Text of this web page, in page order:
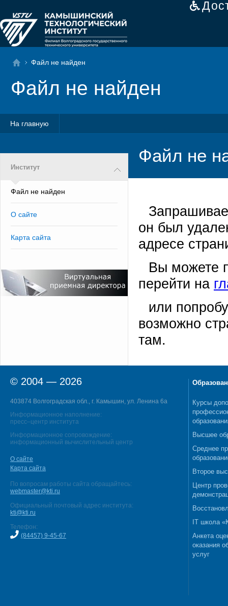
Файл не найден
Файл не найден
На главную
Институт
Файл не найден
О сайте
Карта сайта
Файл не
он был
адресе
Вы можете
перейти на
или
возможно
там.
© 2004 — 2026
403874 Волгоградская обл., г. Камышин, ул. Ленина 6а
Информационное наполнение:
пресс–центр института
Информационное сопровождение:
информационный вычислительный центр
О сайте
Карта сайта
По вопросам работы сайта обращайтесь:
webmaster@kti.ru
Официальный почтовый адрес института:
kti@kti.ru
Телефон:
(84457) 9-45-67
Курсы
Высшее
Среднее
Второе
Центр
IT школа
Анкета
оказания
услуг